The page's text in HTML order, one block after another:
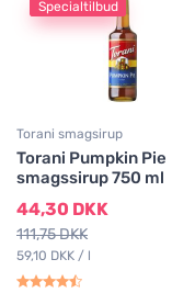
Specialtilbud
Torani smagsirup
Torani Pumpkin Pie
smagssirup 750 ml
44,30 DKK
111,75 DKK
59,10 DKK / l